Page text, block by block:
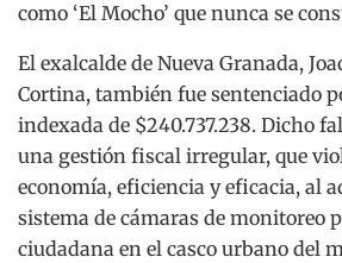
como ‘El Mocho’ que nunca se
El exalcalde de Nueva Granada,
Cortina, también fue sentenciado
indexada de $240.737.238. Dicho
una gestión fiscal irregular, que
economía, eficiencia y eficacia, al
sistema de cámaras de monitoreo
ciudadana en el casco urbano del